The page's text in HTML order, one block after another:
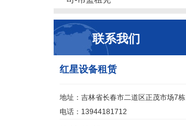
联系我们
红星设备租赁
地址：吉林省长春市二道区正茂市场7栋
电话：13944181712